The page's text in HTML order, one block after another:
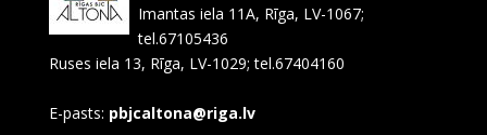
Imantas iela 11A, Rīga, LV-1067;
tel.67105436
Ruses iela 13, Rīga, LV-1029; tel.67404160
E-pasts: pbjcaltona@riga.lv